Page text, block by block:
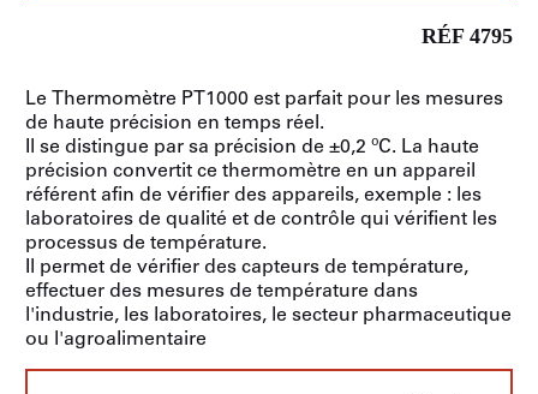
RÉF 4795
Le Thermomètre PT1000 est parfait pour les mesures
de haute précision en temps réel.
Il se distingue par sa précision de ±0,2 ºC. La haute
précision convertit ce thermomètre en un appareil
référent afin de vérifier des appareils, exemple : les
laboratoires de qualité et de contrôle qui vérifient les
processus de température.
Il permet de vérifier des capteurs de température,
effectuer des mesures de température dans
l'industrie, les laboratoires, le secteur pharmaceutique
ou l'agroalimentaire